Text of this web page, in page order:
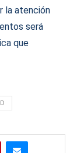
la atención
será
que